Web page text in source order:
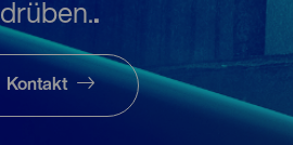
drüben..
Kontakt